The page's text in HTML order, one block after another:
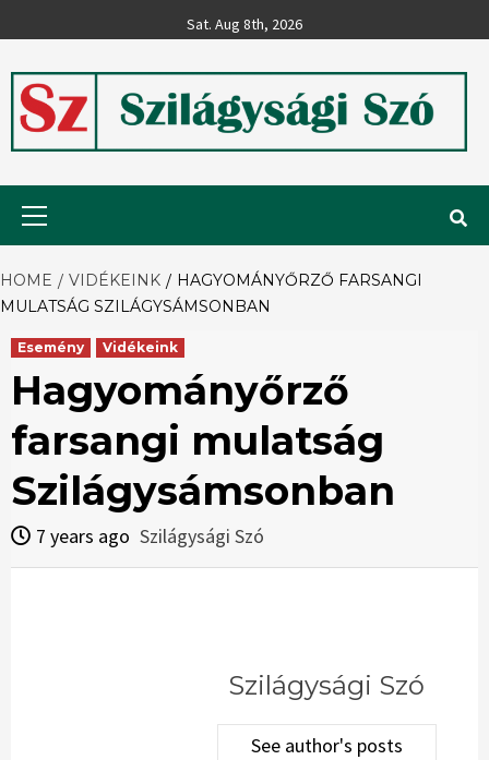
to
Sat. Aug 8th, 2026
Szilágysági
Szó
HOME VIDÉKEINK
HAGYOMÁNYŐRZŐ FARSANGI
MULATSÁG SZILÁGYSÁMSONBAN
Esemény Vidékeink
Hagyományőrző
farsangi mulatság
Szilágysámsonban
7 years ago Szilágysági Szó
Szilágysági Szó
See author's posts